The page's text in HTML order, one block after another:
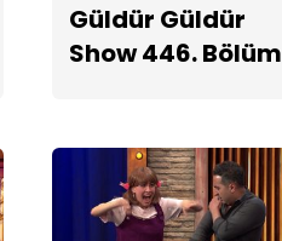
İzlemek!
Güldür Güldür
Show 446. Bölüm